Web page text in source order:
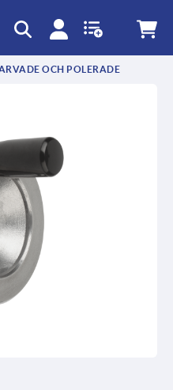
OCH POLERADE